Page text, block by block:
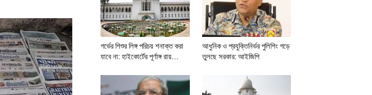
গর্ভের শিশুর লিঙ্গ পরিচয় শনাক্ত করা
যাবে না: হাইকোর্টের পূর্ণাঙ্গ রায়...
আধুনিক ও প্রযুক্তিনির্ভর পুলিশিং গড়ে
তুলছে সরকার: আইজিপি